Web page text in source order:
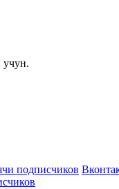
подписчиков